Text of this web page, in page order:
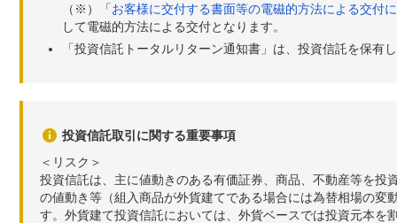
（※）「お客様に交付する書面等の電磁的方法による交付
して電磁的方法による交付となります。
「投資信託トータルリターン通知書」は、投資信託を保有
投資信託取引に関する重要事項
＜リスク＞
投資信託は、主に値動きのある有価証券、商品、不動産等を
の値動き等（組入商品が外貨建てである場合には為替相場の
す。外貨建て投資信託においては、外貨ベースでは投資元本